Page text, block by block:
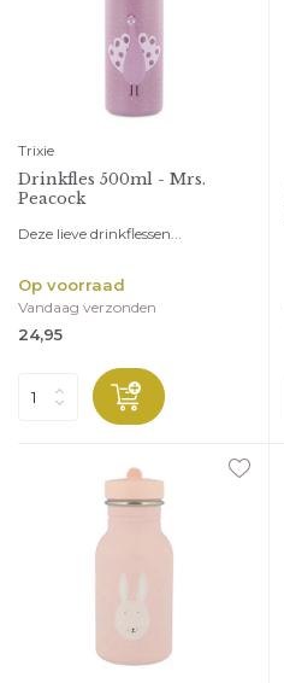
Trixie
Drinkfles 500ml - Mrs.
Peacock
Deze lieve drinkflessen...
Op voorraad
Vandaag verzonden
24,95